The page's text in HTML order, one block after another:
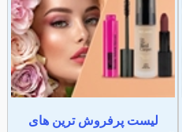
لیست پرفروش ترین های